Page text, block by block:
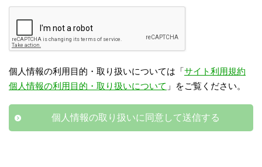
個人情報の利用目的・取り扱いについては「サイト利用規約
個人情報の利用目的・取り扱いについて 」をご覧ください。